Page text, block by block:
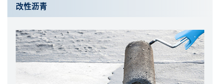
改性沥青